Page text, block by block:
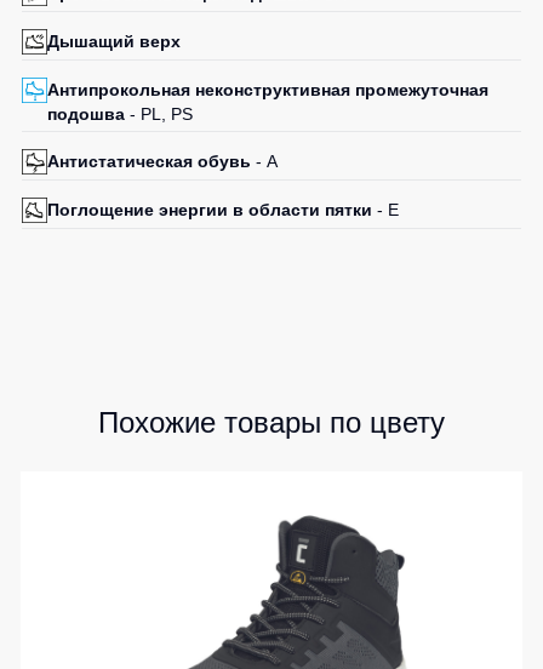
Дышащий верх
Антипрокольная неконструктивная промежуточная
подошва- PL, PS
Антистатическая обувь - A
Поглощение энергии в области пятки - E
Похожие товары по цвету